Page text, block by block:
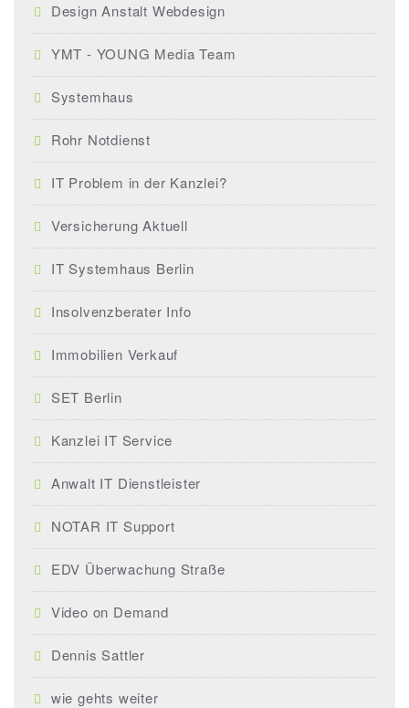
Design Anstalt Webdesign
YMT - YOUNG Media Team
Systemhaus
Rohr Notdienst
IT Problem in der Kanzlei?
Versicherung Aktuell
IT Systemhaus Berlin
Insolvenzberater Info
Immobilien Verkauf
SET Berlin
Kanzlei IT Service
Anwalt IT Dienstleister
NOTAR IT Support
EDV Überwachung Straße
Video on Demand
Dennis Sattler
wie gehts weiter